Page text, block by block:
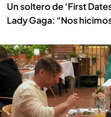
Un soltero de ‘First
Lady Gaga: “Nos